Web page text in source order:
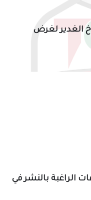
الغدير لغرض
الراغبة بالنشر في